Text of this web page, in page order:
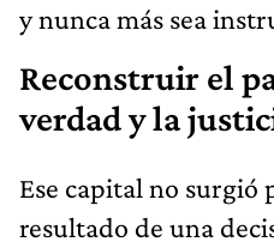
y nunca más sea
Reconstruir el
verdad y la
Ese capital no surgió
resultado de una